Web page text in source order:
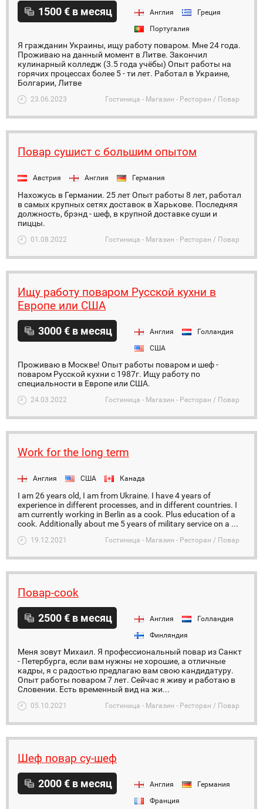
1500 € в месяц Англия
Греция
Португалия
Я гражданин Украины, ищу работу поваром. Мне 24 года.
Проживаю на данный момент в Литве. Закончил
кулинарный колледж (3.5 года учёбы) Опыт работы на
горячих процессах более 5 - ти лет. Работал в Украине,
Болгарии, Литве
23.06.2023 Гостиница - Магазин - Ресторан / Повар
Повар сушист с большим опытом
Австрия Англия Германия
Нахожусь в Германии. 25 лет Опыт работы 8 лет, работал
в самых крупных сетях доставок в Харькове. Последняя
должность, брэнд - шеф, в крупной доставке суши и
пиццы.
01.08.2022 Гостиница - Магазин - Ресторан / Повар
Ищу работу поваром Русской кухни в
Европе или США
3000 € в месяц Англия
Голландия
США
Проживаю в Москве! Опыт работы поваром и шеф -
поваром Русской кухни с 1987г. Ищу работу по
специальности в Европе или США.
24.03.2022 Гостиница - Магазин - Ресторан / Повар
Work for the long term
Англия США Канада
I am 26 years old, I am from Ukraine. I have 4 years of
experience in different processes, and in different countries. I
am currently working in Berlin as a cook. Plus education of a
cook. Additionally about me 5 years of military service on a ...
19.12.2021 Гостиница - Магазин - Ресторан / Повар
Повар-cook
2500 € в месяц Англия
Голландия
Финляндия
Меня зовут Михаил. Я профессиональный повар из Санкт
- Петербурга, если вам нужны не хорошие, а отличные
кадры, я с радостью предлагаю вам свою кандидатуру.
Опыт работы поваром 7 лет. Сейчас я живу и работаю в
Словении. Есть временный вид на жи...
05.10.2021 Гостиница - Магазин - Ресторан / Повар
Шеф повар су-шеф
2000 € в месяц Англия
Германия
Франция